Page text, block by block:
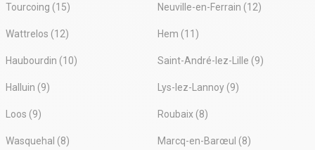
Tourcoing (15) Neuville-en-Ferrain (12)
Wattrelos (12) Hem (11)
Haubourdin (10) Saint-André-lez-Lille (9)
Halluin (9) Lys-lez-Lannoy (9)
Loos (9) Roubaix (8)
Wasquehal (8) Marcq-en-Barœul (8)